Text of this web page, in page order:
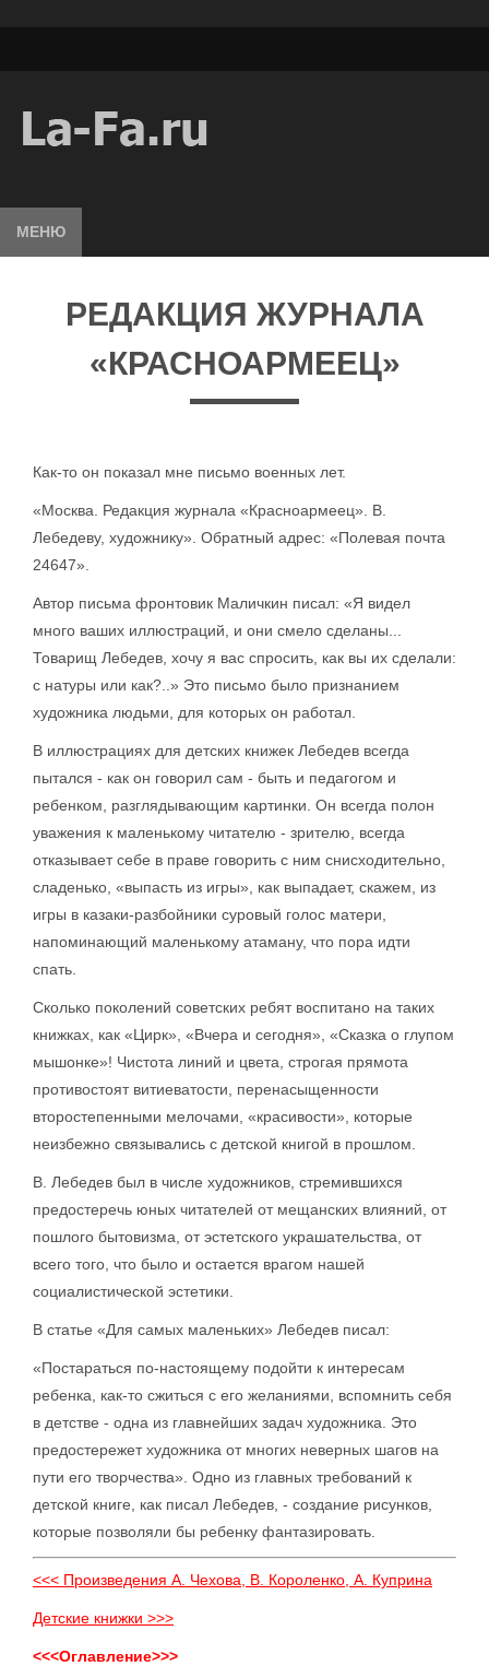
МЕНЮ
РЕДАКЦИЯ ЖУРНАЛА
«КРАСНОАРМЕЕЦ»
Как-то он показал мне письмо военных лет.
«Москва. Редакция журнала «Красноармеец». В.
Лебедеву, художнику». Обратный адрес: «Полевая почта
24647».
Автор письма фронтовик Маличкин писал: «Я видел
много ваших иллюстраций, и они смело сделаны...
Товарищ Лебедев, хочу я вас спросить, как вы их сделали:
с натуры или как?..» Это письмо было признанием
художника людьми, для которых он работал.
В иллюстрациях для детских книжек Лебедев всегда
пытался - как он говорил сам - быть и педагогом и
ребенком, разглядывающим картинки. Он всегда полон
уважения к маленькому читателю - зрителю, всегда
отказывает себе в праве говорить с ним снисходительно,
сладенько, «выпасть из игры», как выпадает, скажем, из
игры в казаки-разбойники суровый голос матери,
напоминающий маленькому атаману, что пора идти
спать.
Сколько поколений советских ребят воспитано на таких
книжках, как «Цирк», «Вчера и сегодня», «Сказка о глупом
мышонке»! Чистота линий и цвета, строгая прямота
противостоят витиеватости, перенасыщенности
второстепенными мелочами, «красивости», которые
неизбежно связывались с детской книгой в прошлом.
В. Лебедев был в числе художников, стремившихся
предостеречь юных читателей от мещанских влияний, от
пошлого бытовизма, от эстетского украшательства, от
всего того, что было и остается врагом нашей
социалистической эстетики.
В статье «Для самых маленьких» Лебедев писал:
«Постараться по-настоящему подойти к интересам
ребенка, как-то сжиться с его желаниями, вспомнить себя
в детстве - одна из главнейших задач художника. Это
предостережет художника от многих неверных шагов на
пути его творчества». Одно из главных требований к
детской книге, как писал Лебедев, - создание рисунков,
которые позволяли бы ребенку фантазировать.
<<< Произведения А. Чехова, В. Короленко, А. Куприна
Детские книжки >>>
<<<Оглавление>>>